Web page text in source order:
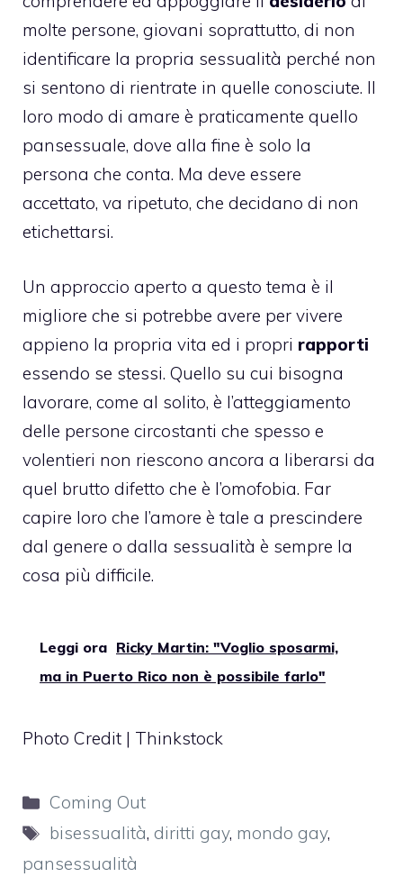
molte persone, giovani soprattutto, di non
identificare la propria sessualità perché non
si sentono di rientrate in quelle conosciute. Il
loro modo di amare è praticamente quello
pansessuale, dove alla fine è solo la
persona che conta. Ma deve essere
accettato, va ripetuto, che decidano di non
etichettarsi.
Un approccio aperto a questo tema è il
migliore che si potrebbe avere per vivere
appieno la propria vita ed i propri rapporti
essendo se stessi. Quello su cui bisogna
lavorare, come al solito, è l’atteggiamento
delle persone circostanti che spesso e
volentieri non riescono ancora a liberarsi da
quel brutto difetto che è l’omofobia. Far
capire loro che l’amore è tale a prescindere
dal genere o dalla sessualità è sempre la
cosa più difficile.
Leggi ora Ricky Martin: "Voglio sposarmi,
ma in Puerto Rico non è possibile farlo"
Photo Credit | Thinkstock
Categorie
Coming Out
Tag
bisessualità, diritti gay, mondo gay,
pansessualità